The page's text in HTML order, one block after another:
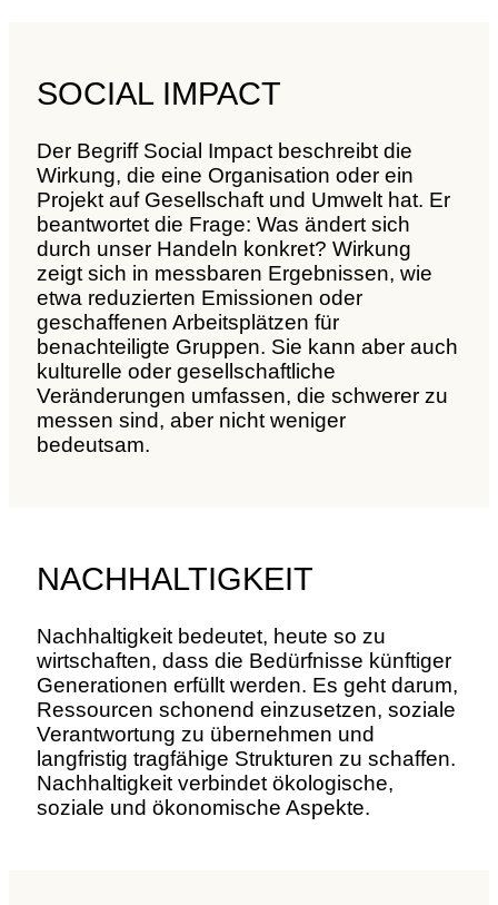
SOCIAL IMPACT
Der Begriff Social Impact beschreibt die
Wirkung, die eine Organisation oder ein
Projekt auf Gesellschaft und Umwelt hat. Er
beantwortet die Frage: Was ändert sich
durch unser Handeln konkret? Wirkung
zeigt sich in messbaren Ergebnissen, wie
etwa reduzierten Emissionen oder
geschaffenen Arbeitsplätzen für
benachteiligte Gruppen. Sie kann aber auch
kulturelle oder gesellschaftliche
Veränderungen umfassen, die schwerer zu
messen sind, aber nicht weniger
bedeutsam.
NACHHALTIGKEIT
Nachhaltigkeit bedeutet, heute so zu
wirtschaften, dass die Bedürfnisse künftiger
Generationen erfüllt werden. Es geht darum,
Ressourcen schonend einzusetzen, soziale
Verantwortung zu übernehmen und
langfristig tragfähige Strukturen zu schaffen.
Nachhaltigkeit verbindet ökologische,
soziale und ökonomische Aspekte.